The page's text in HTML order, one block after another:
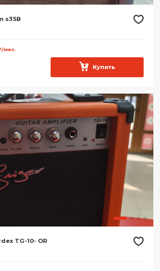
s35B
мес.
Купить
TG-10- OR